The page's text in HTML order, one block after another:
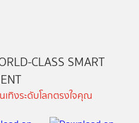
CLASS SMART
ทิงระดับโลกตรงใจคุณ